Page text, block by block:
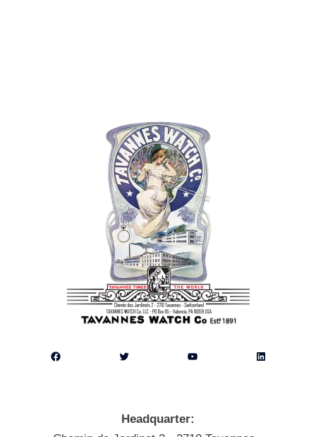
Facebook Twitter YouTube LinkedIn
Headquarter: